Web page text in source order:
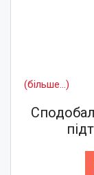
(більше…)